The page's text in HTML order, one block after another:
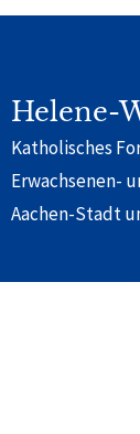
Helene-
Katholisches
Erwachsenen-
Aachen-Stadt